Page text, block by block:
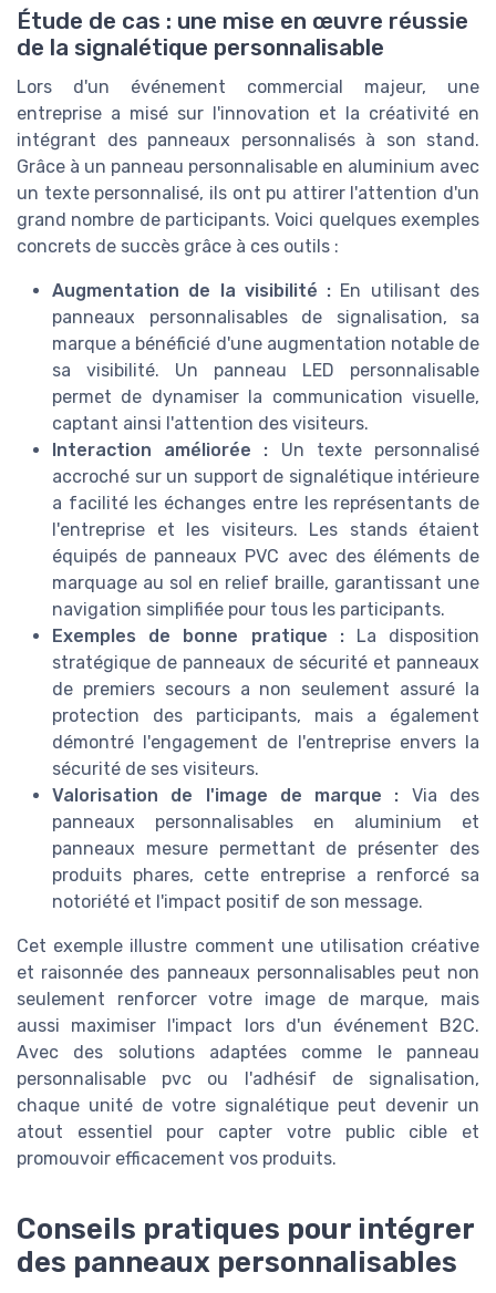
Étude de cas : une mise en œuvre réussie
de la signalétique personnalisable
Lors d'un événement commercial majeur, une
entreprise a misé sur l'innovation et la créativité en
intégrant des panneaux personnalisés à son stand.
Grâce à un panneau personnalisable en aluminium avec
un texte personnalisé, ils ont pu attirer l'attention d'un
grand nombre de participants. Voici quelques exemples
concrets de succès grâce à ces outils :
Augmentation de la visibilité : En utilisant des
panneaux personnalisables de signalisation, sa
marque a bénéficié d'une augmentation notable de
sa visibilité. Un panneau LED personnalisable
permet de dynamiser la communication visuelle,
captant ainsi l'attention des visiteurs.
Interaction améliorée : Un texte personnalisé
accroché sur un support de signalétique intérieure
a facilité les échanges entre les représentants de
l'entreprise et les visiteurs. Les stands étaient
équipés de panneaux PVC avec des éléments de
marquage au sol en relief braille, garantissant une
navigation simplifiée pour tous les participants.
Exemples de bonne pratique :La disposition
stratégique de panneaux de sécurité et panneaux
de premiers secours a non seulement assuré la
protection des participants, mais a également
démontré l'engagement de l'entreprise envers la
sécurité de ses visiteurs.
Valorisation de l'image de marque : Via des
panneaux personnalisables en aluminium et
panneaux mesure permettant de présenter des
produits phares, cette entreprise a renforcé sa
notoriété et l'impact positif de son message.
Cet exemple illustre comment une utilisation créative
et raisonnée des panneaux personnalisables peut non
seulement renforcer votre image de marque, mais
aussi maximiser l'impact lors d'un événement B2C.
Avec des solutions adaptées comme le panneau
personnalisable pvc ou l'adhésif de signalisation,
chaque unité de votre signalétique peut devenir un
atout essentiel pour capter votre public cible et
promouvoir efficacement vos produits.
Conseils pratiques pour intégrer
des panneaux personnalisables